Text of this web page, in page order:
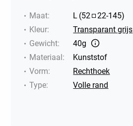
Maat: L (52 22-145)
Kleur:
Transparant grijs
Gewicht:
40g
Materiaal:
Kunststof
Vorm:
Rechthoek
Type: Volle rand